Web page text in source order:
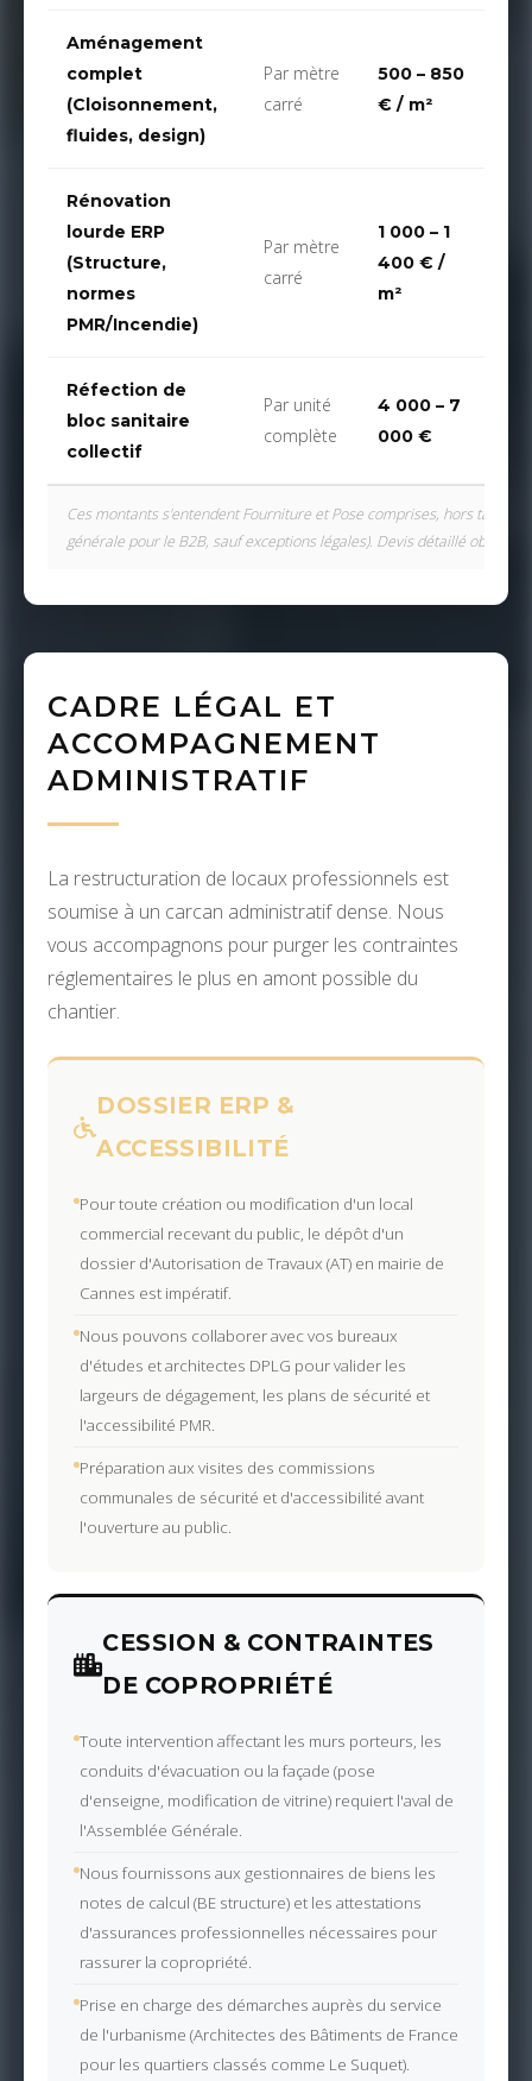
Aménagement
complet
(Cloisonnement,
fluides, design)
Par mètre
carré
500 – 850
€ / m²
Rénovation
lourde ERP
(Structure,
normes
PMR/Incendie)
Par mètre
carré
1 000 – 1
400 € /
m²
Réfection de
bloc sanitaire
collectif
Par unité
complète
4 000 – 7
000 €
Ces montants s'entendent Fourniture et Pose comprises, hors taxes
générale pour le B2B, sauf exceptions légales). Devis détaillé
CADRE LÉGAL ET
ACCOMPAGNEMENT
ADMINISTRATIF
La restructuration de locaux professionnels est
soumise à un carcan administratif dense. Nous
vous accompagnons pour purger les contraintes
réglementaires le plus en amont possible du
chantier.
DOSSIER ERP &
ACCESSIBILITÉ
Pour toute création ou modification d'un local
commercial recevant du public, le dépôt d'un
dossier d'Autorisation de Travaux (AT) en mairie de
Cannes est impératif.
Nous pouvons collaborer avec vos bureaux
d'études et architectes DPLG pour valider les
largeurs de dégagement, les plans de sécurité et
l'accessibilité PMR.
Préparation aux visites des commissions
communales de sécurité et d'accessibilité avant
l'ouverture au public.
CESSION & CONTRAINTES
DE COPROPRIÉTÉ
Toute intervention affectant les murs porteurs, les
conduits d'évacuation ou la façade (pose
d'enseigne, modification de vitrine) requiert l'aval de
l'Assemblée Générale.
Nous fournissons aux gestionnaires de biens les
notes de calcul (BE structure) et les attestations
d'assurances professionnelles nécessaires pour
rassurer la copropriété.
Prise en charge des démarches auprès du service
de l'urbanisme (Architectes des Bâtiments de France
pour les quartiers classés comme Le Suquet).